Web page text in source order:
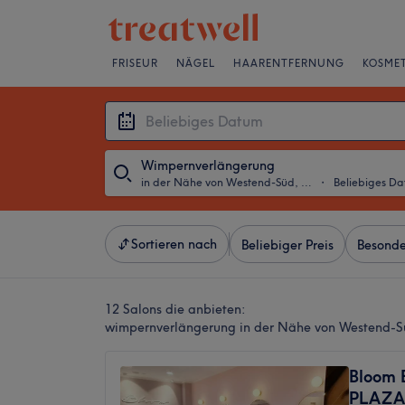
FRISEUR NÄGEL HAARENTFERNUNG
Wimpernverlängerung
in der Nähe von Westend-Süd, Frankfurt am Main ・ Beliebiges
Sortieren nach Beliebiger Preis
12 Salons die anbieten:
wimpernverlängerung in der Nähe von Westend-
Bloom
PLAZA